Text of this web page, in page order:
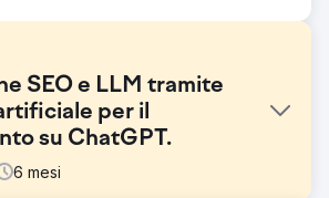
SEO e LLM tramite
per il
su ChatGPT.
6 mesi